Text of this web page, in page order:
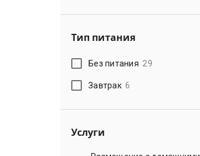
Тип питания
Без питания 29
Завтрак 6
Услуги